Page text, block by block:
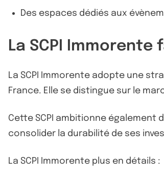
Des espaces dédiés aux
La SCPI
La SCPI Immorente adopte une
France. Elle se distingue sur le
Cette SCPI ambitionne également
consolider la durabilité de ses
La SCPI Immorente plus en détails :